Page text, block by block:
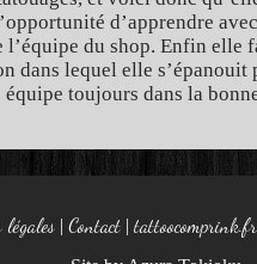
d’apprendre
l’équipe du shop. Enfin elle
dans lequel elle s’épanouit
équipe toujours dans la
légales | Contact | tattoocomprink.fr